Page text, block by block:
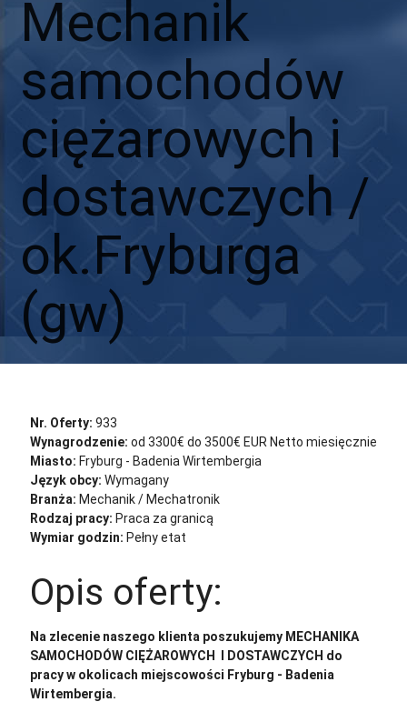
Mechanik
samochodów
ciężarowych i
dostawczych /
ok.Fryburga
(gw)
Nr. Oferty: 933
Wynagrodzenie: od 3300€ do 3500€ EUR Netto miesięcznie
Miasto: Fryburg - Badenia Wirtembergia
Język obcy: Wymagany
Branża: Mechanik / Mechatronik
Rodzaj pracy: Praca za granicą
Wymiar godzin: Pełny etat
Opis oferty:
Na zlecenie naszego klienta poszukujemy MECHANIKA
SAMOCHODÓW CIĘŻAROWYCH I DOSTAWCZYCH do
pracy w okolicach miejscowości Fryburg - Badenia
Wirtembergia.